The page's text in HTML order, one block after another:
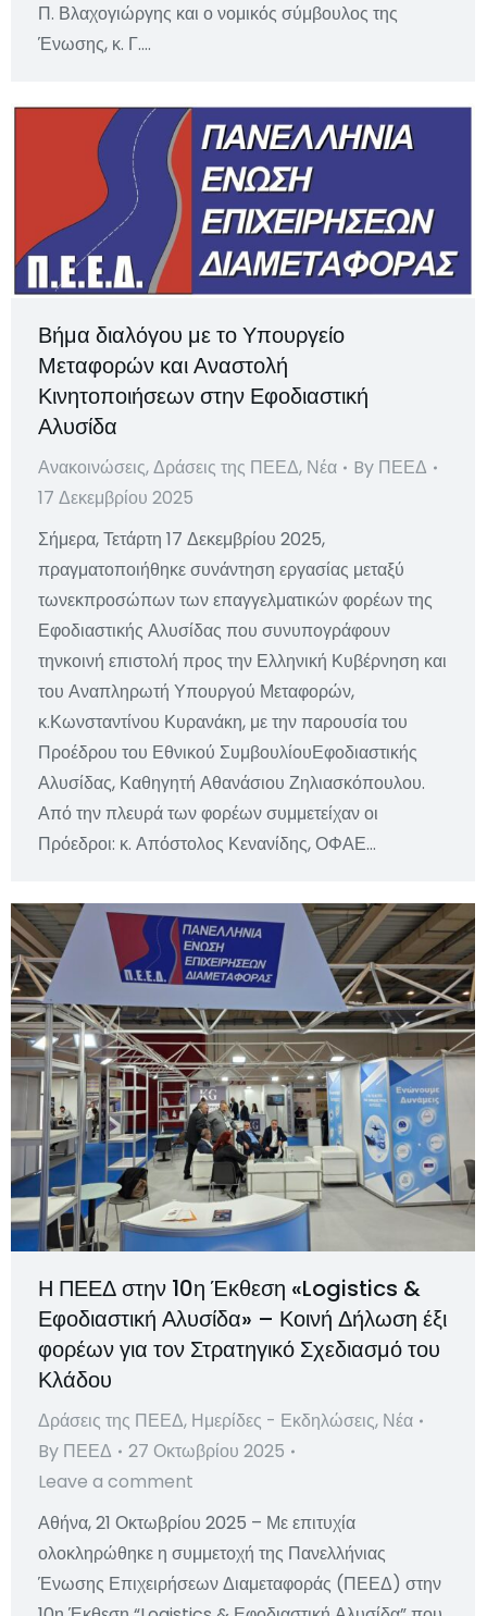
Π. Βλαχογιώργης και ο νομικός σύμβουλος της
Ένωσης, κ. Γ.…
Βήμα διαλόγου με το Υπουργείο
Μεταφορών και Αναστολή
Κινητοποιήσεων στην Εφοδιαστική
Αλυσίδα
Ανακοινώσεις,Δράσεις της ΠΕΕΔ, Νέα By ΠΕΕΔ
17 Δεκεμβρίου 2025
Σήμερα, Τετάρτη 17 Δεκεμβρίου 2025,
πραγματοποιήθηκε συνάντηση εργασίας μεταξύ
τωνεκπροσώπων των επαγγελματικών φορέων της
Εφοδιαστικής Αλυσίδας που συνυπογράφουν
τηνκοινή επιστολή προς την Ελληνική Κυβέρνηση και
του Αναπληρωτή Υπουργού Μεταφορών,
κ.Κωνσταντίνου Κυρανάκη, με την παρουσία του
Προέδρου του Εθνικού ΣυμβουλίουΕφοδιαστικής
Αλυσίδας, Καθηγητή Αθανάσιου Ζηλιασκόπουλου.
Από την πλευρά των φορέων συμμετείχαν οι
Πρόεδροι: κ. Απόστολος Κενανίδης, ΟΦΑΕ…
Η ΠΕΕΔ στην 10η Έκθεση «Logistics &
Εφοδιαστική Αλυσίδα» – Κοινή Δήλωση έξι
φορέων για τον Στρατηγικό Σχεδιασμό του
Κλάδου
Δράσεις της ΠΕΕΔ, Ημερίδες - Εκδηλώσεις, Νέα
By ΠΕΕΔ
27 Οκτωβρίου 2025
Leave a comment
Αθήνα, 21 Οκτωβρίου 2025 – Με επιτυχία
ολοκληρώθηκε η συμμετοχή της Πανελλήνιας
Ένωσης Επιχειρήσεων Διαμεταφοράς (ΠΕΕΔ) στην